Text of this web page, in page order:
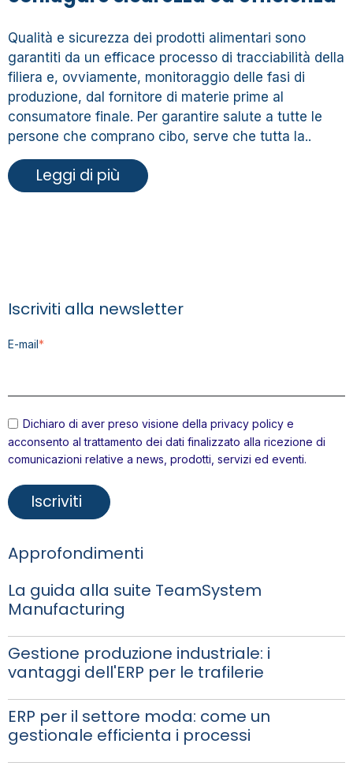
Qualità e sicurezza dei prodotti alimentari sono
garantiti da un efficace processo di tracciabilità della
filiera e, ovviamente, monitoraggio delle fasi di
produzione, dal fornitore di materie prime al
consumatore finale. Per garantire salute a tutte le
persone che comprano cibo, serve che tutta la..
Leggi di più
Iscriviti alla newsletter
E-mail*
Dichiaro di aver preso visione della privacy policye
acconsento al trattamento dei dati finalizzato alla ricezione di
comunicazioni relative a news, prodotti, servizi ed eventi.
Approfondimenti
La guida alla suite TeamSystem
Manufacturing
Gestione produzione industriale: i
vantaggi dell'ERP per le trafilerie
ERP per il settore moda: come un
gestionale efficienta i processi